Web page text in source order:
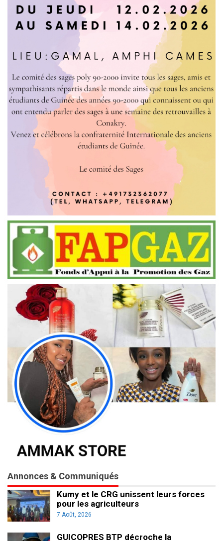
Annonces & Communiqués
Kumy et le CRG unissent leurs forces
pour les agriculteurs
7 Août, 2026
GUICOPRES BTP décroche la